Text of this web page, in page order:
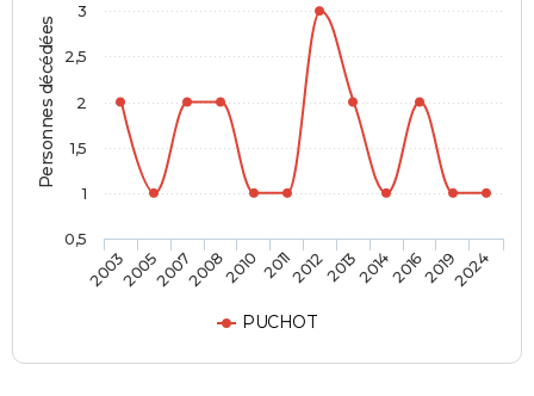
Personnes décédées
PUCHOT
20032005200720082010 2011201220132014201620192024
0,5
1
1,5
2
2,5
3